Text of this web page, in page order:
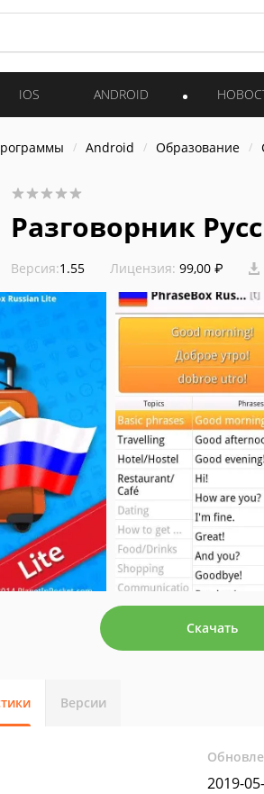
IOS ANDROID
Android Образование
Разговорник
Версия:1.55 Лицензия: 99,00 ₽
Скачать
Версии
2019-